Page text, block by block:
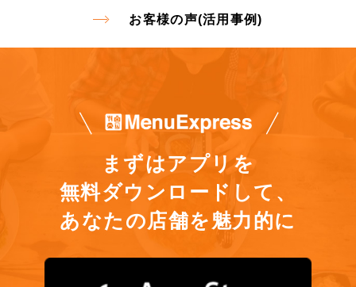
お客様の声(活用事例)
まずはアプリを
無料ダウンロードして、
あなたの店舗を魅力的に